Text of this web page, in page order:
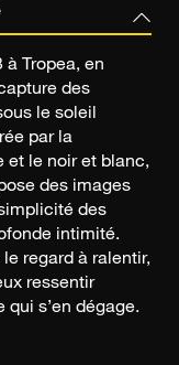
à Tropea, en
des
le soleil
par la
et le noir et blanc,
des images
des
intimité.
regard à ralentir,
ressentir
qui s’en dégage.